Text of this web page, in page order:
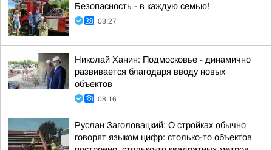
Безопасность - в каждую семью!
08:27
Николай Ханин: Подмосковье - динамично
развивается благодаря вводу новых
объектов
08:16
Руслан Заголовацкий: О стройках обычно
говорят языком цифр: столько-то объектов